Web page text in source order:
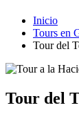
Inicio
Tours en
Tour del
Tour del